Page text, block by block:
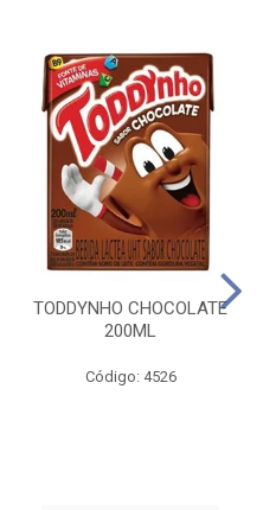
TODDYNHO CHOCOLATE
200ML
Código: 4526